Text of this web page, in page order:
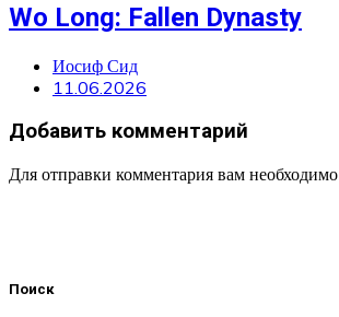
Wo Long: Fallen Dynasty
Иосиф Сид
11.06.2026
Добавить комментарий
Для отправки комментария вам необходимо
Поиск